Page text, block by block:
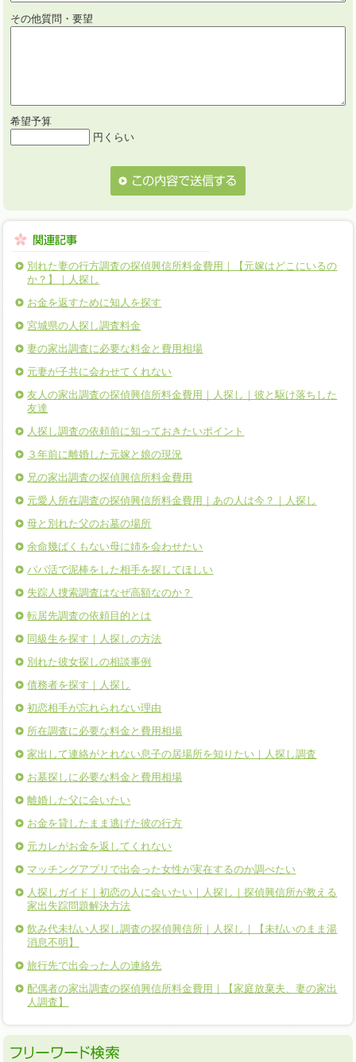
その他質問・要望
希望予算
円くらい
別れた妻の行方調査の探偵興信所料金費用｜【元嫁はどこにいるの
か？】｜人探し
お金を返すために知人を探す
宮城県の人探し調査料金
妻の家出調査に必要な料金と費用相場
元妻が子共に会わせてくれない
友人の家出調査の探偵興信所料金費用｜人探し｜彼と駆け落ちした
友達
人探し調査の依頼前に知っておきたいポイント
３年前に離婚した元嫁と娘の現況
兄の家出調査の探偵興信所料金費用
元愛人所在調査の探偵興信所料金費用｜あの人は今？｜人探し
母と別れた父のお墓の場所
余命幾ばくもない母に姉を会わせたい
パパ活で泥棒をした相手を探してほしい
失踪人捜索調査はなぜ高額なのか？
転居先調査の依頼目的とは
同級生を探す｜人探しの方法
別れた彼女探しの相談事例
債務者を探す｜人探し
初恋相手が忘れられない理由
所在調査に必要な料金と費用相場
家出して連絡がとれない息子の居場所を知りたい｜人探し調査
お墓探しに必要な料金と費用相場
離婚した父に会いたい
お金を貸したまま逃げた彼の行方
元カレがお金を返してくれない
マッチングアプリで出会った女性が実在するのか調べたい
人探しガイド｜初恋の人に会いたい｜人探し｜探偵興信所が教える
家出失踪問題解決方法
飲み代未払い人探し調査の探偵興信所｜人探し｜【未払いのまま湯
消息不明】
旅行先で出会った人の連絡先
配偶者の家出調査の探偵興信所料金費用｜【家庭放棄夫、妻の家出
人調査】